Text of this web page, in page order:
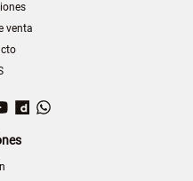
venta
YouTubeDailymotion